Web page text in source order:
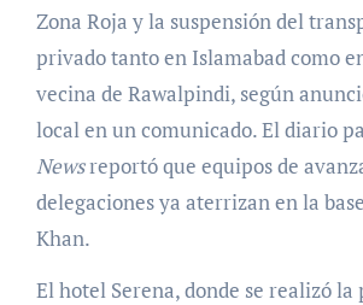
Zona Roja y la suspensión del
privado tanto en Islamabad como
vecina de Rawalpindi, según
local en un comunicado. El diario
Newsreportó que equipos de
delegaciones ya aterrizan en la
Khan.
El hotel Serena, donde se realizó